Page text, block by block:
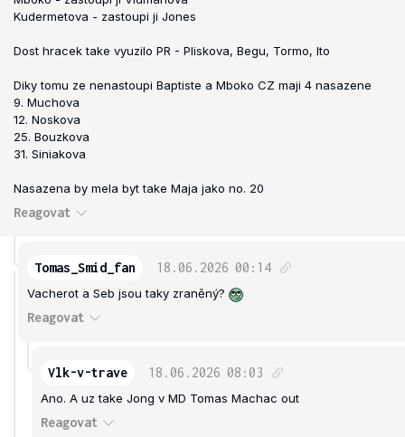
Kudermetova - zastoupi ji Jones
Dost hracek take vyuzilo PR - Pliskova, Begu, Tormo, Ito
Diky tomu ze nenastoupi Baptiste a Mboko CZ maji 4 nasazene
9. Muchova
12. Noskova
25. Bouzkova
31. Siniakova
Nasazena by mela byt take Maja jako no. 20
Reagovat
Tomas_Smid_fan 18.06.2026 00:14
Vacherot a Seb jsou taky zraněný?
Reagovat
Vlk-v-trave 18.06.2026 08:03
Ano. A uz take Jong v MD Tomas Machac out
Reagovat